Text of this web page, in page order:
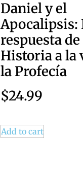
Daniel y el
Apocalipsis:
respuesta de
Historia a la
la Profecía
$24.99
Add to cart